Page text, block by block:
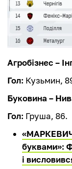
Агробізнес –
Гол: Кузьмин,
Буковина –
Гол: Груша, 86.
буквами»:
і